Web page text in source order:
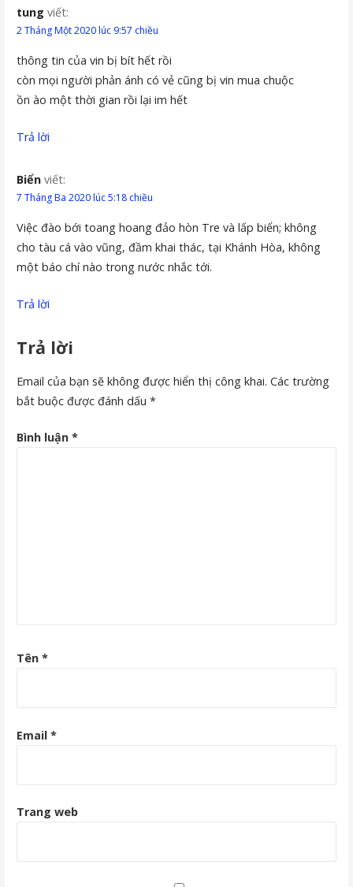
tung viết:
2 Tháng Một 2020 lúc 9:57 chiều
thông tin của vin bị bít hết rồi
còn mọi người phản ánh có vẻ cũng bị vin mua chuộc
ồn ào một thời gian rồi lại im hết
Trả lời
Biển viết:
7 Tháng Ba 2020 lúc 5:18 chiều
Việc đào bới toang hoang đảo hòn Tre và lấp biển; không
cho tàu cá vào vũng, đầm khai thác, tại Khánh Hòa, không
một báo chí nào trong nước nhắc tới.
Trả lời
Trả lời
Email của bạn sẽ không được hiển thị công khai. Các trường
bắt buộc được đánh dấu *
Bình luận *
Tên *
Email *
Trang web